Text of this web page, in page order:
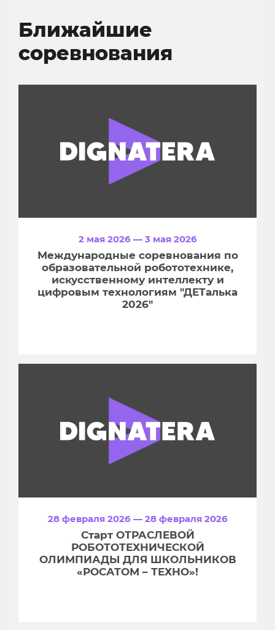
Ближайшие
соревнования
2 мая 2026 — 3 мая 2026
Международные соревнования по
образовательной робототехнике,
искусственному интеллекту и
цифровым технологиям "ДЕТалька
2026"
28 февраля 2026 — 28 февраля 2026
Старт ОТРАСЛЕВОЙ
РОБОТОТЕХНИЧЕСКОЙ
ОЛИМПИАДЫ ДЛЯ ШКОЛЬНИКОВ
«РОСАТОМ – ТЕХНО»!